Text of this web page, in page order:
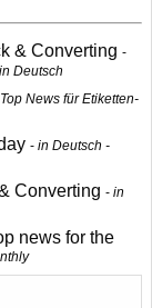
& Converting
Deutsch
Top News für Etiketten-
in Deutsch -
Converting
in
news for the